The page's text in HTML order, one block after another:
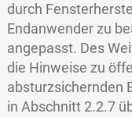
durch
Endanwender zu
angepasst. Des
die Hinweise zu
absturzsichernden
in Abschnitt 2.2.7